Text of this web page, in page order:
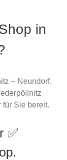
in
– Neundorf,
für Sie bereit.
✅